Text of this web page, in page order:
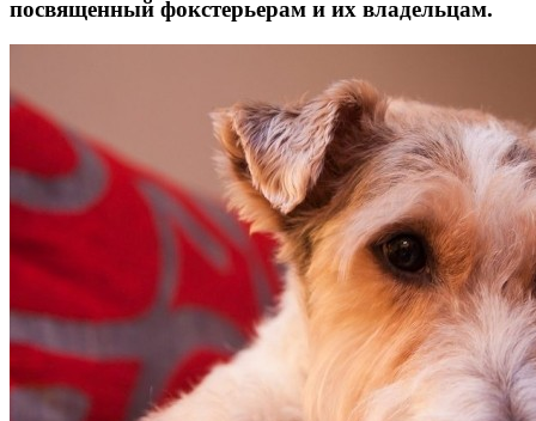
посвященный фокстерьерам и их владельцам.